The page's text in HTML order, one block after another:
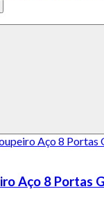
Aço 8 Portas